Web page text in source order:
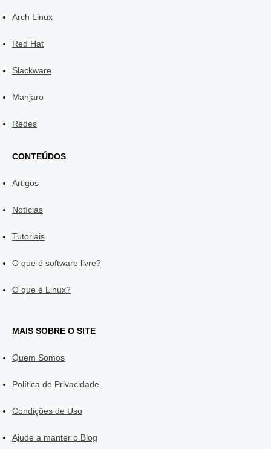
Arch Linux
Red Hat
Slackware
Manjaro
Redes
CONTEÚDOS
Artigos
Notícias
Tutoriais
O que é software livre?
O que é Linux?
MAIS SOBRE O SITE
Quem Somos
Política de Privacidade
Condições de Uso
Ajude a manter o Blog